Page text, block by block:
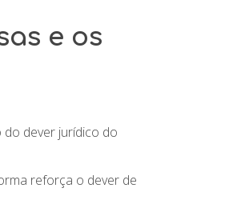
e os
do dever jurídico do
reforça o dever de